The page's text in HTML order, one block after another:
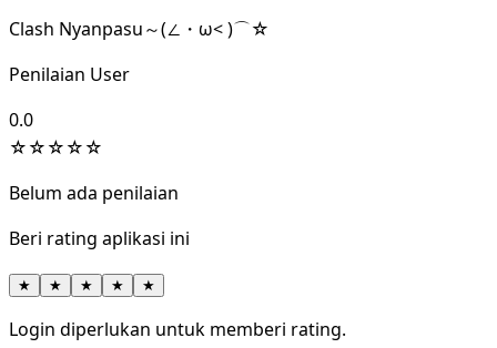
Clash Nyanpasu～(∠・ω< )⌒☆​
Penilaian User
0.0
☆☆☆☆☆
Belum ada penilaian
Beri rating aplikasi ini
★ ★ ★ ★ ★
Login diperlukan untuk memberi rating.